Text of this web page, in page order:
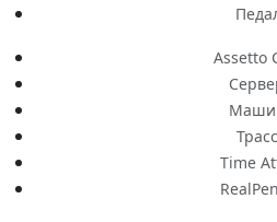
Assetto
Time